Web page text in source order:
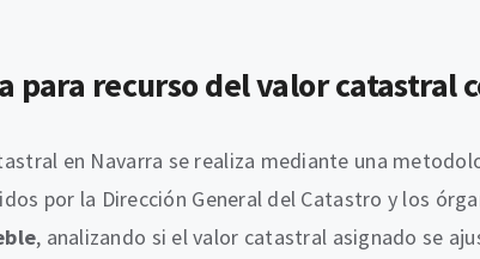
para recurso del valor catastral
en Navarra se realiza mediante una
por la Dirección General del Catastro y los
, analizando si el valor catastral asignado se